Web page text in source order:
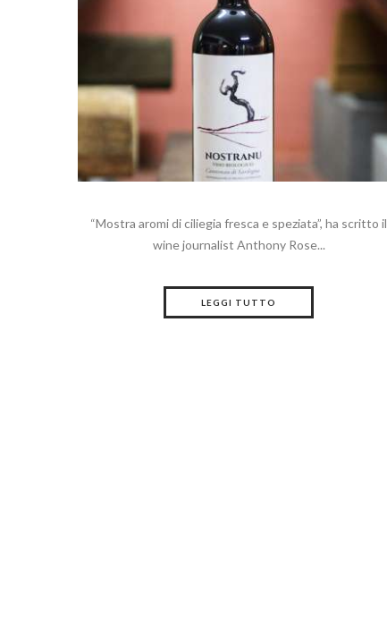
“Mostra aromi di ciliegia fresca e speziata”, ha scritto il
wine journalist Anthony Rose...
LEGGI TUTTO